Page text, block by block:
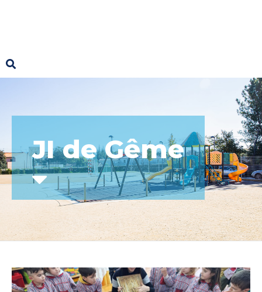
JI de Gême